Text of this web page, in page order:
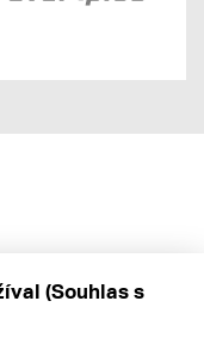
(Souhlas s